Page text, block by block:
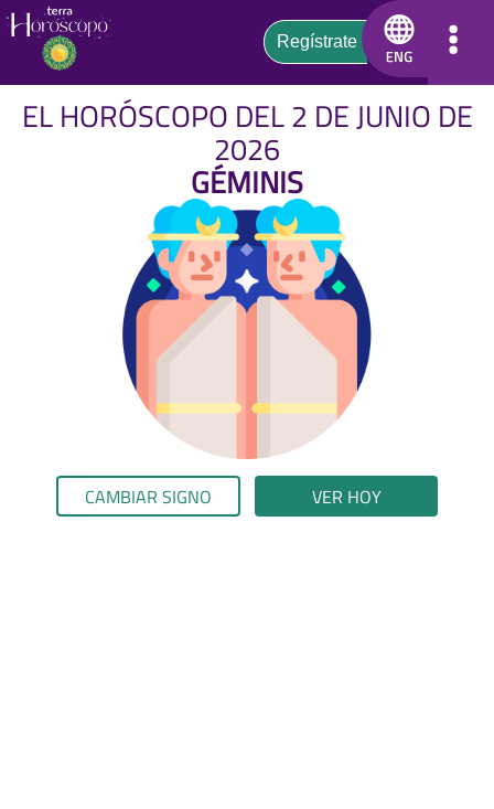
EL HORÓSCOPO DEL 2 DE JUNIO DE
2026
GÉMINIS
CAMBIAR SIGNO VER HOY